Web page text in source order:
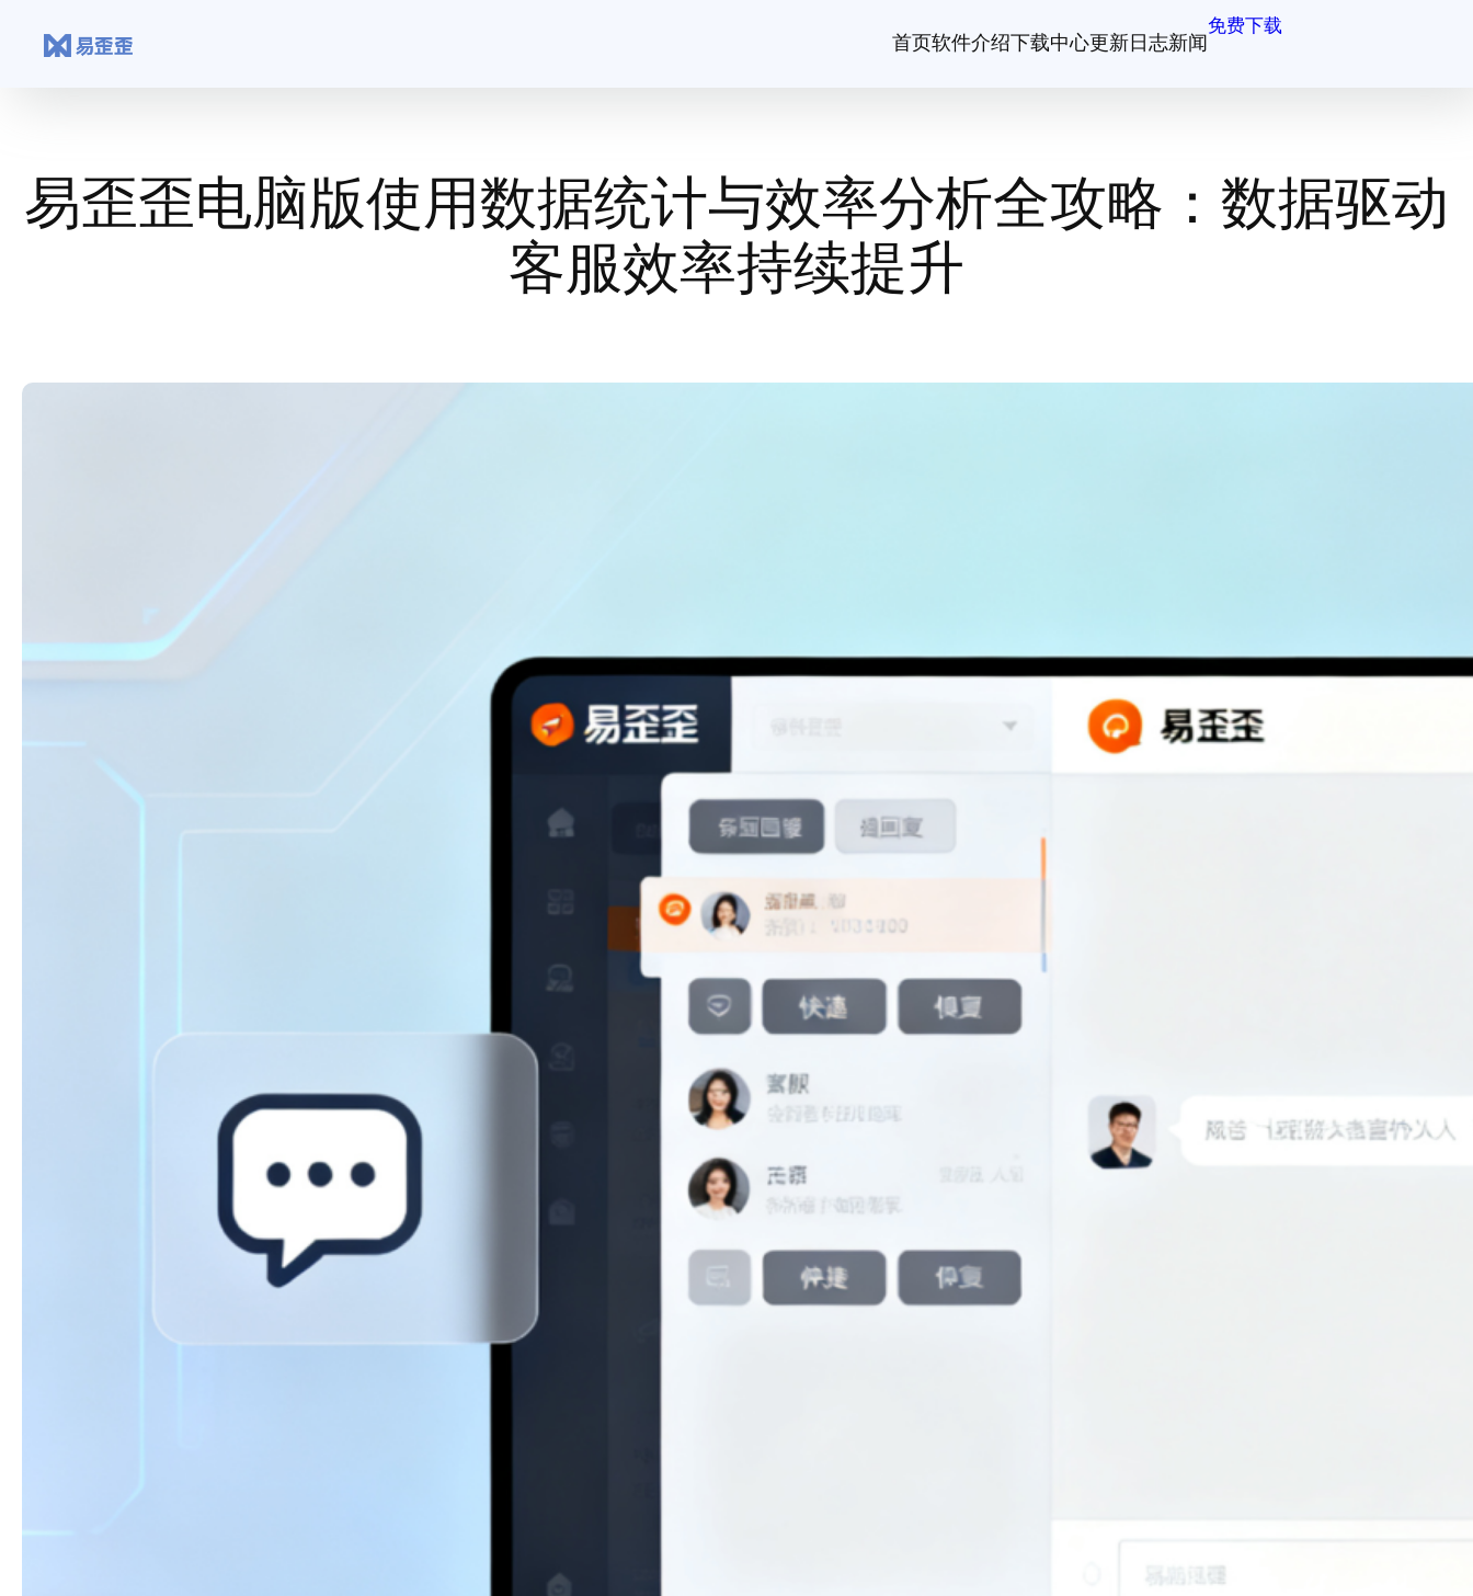
首页软件介绍下载中心更新日志新闻
免费下载
易歪歪电脑版使用数据统计与效率分析全攻略：数据驱动
客服效率持续提升